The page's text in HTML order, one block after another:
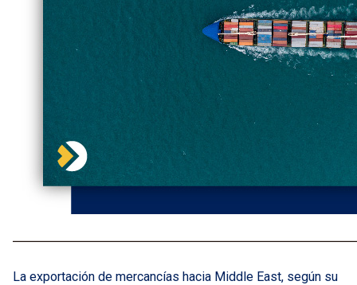
La exportación de mercancías hacia Middle East, según su